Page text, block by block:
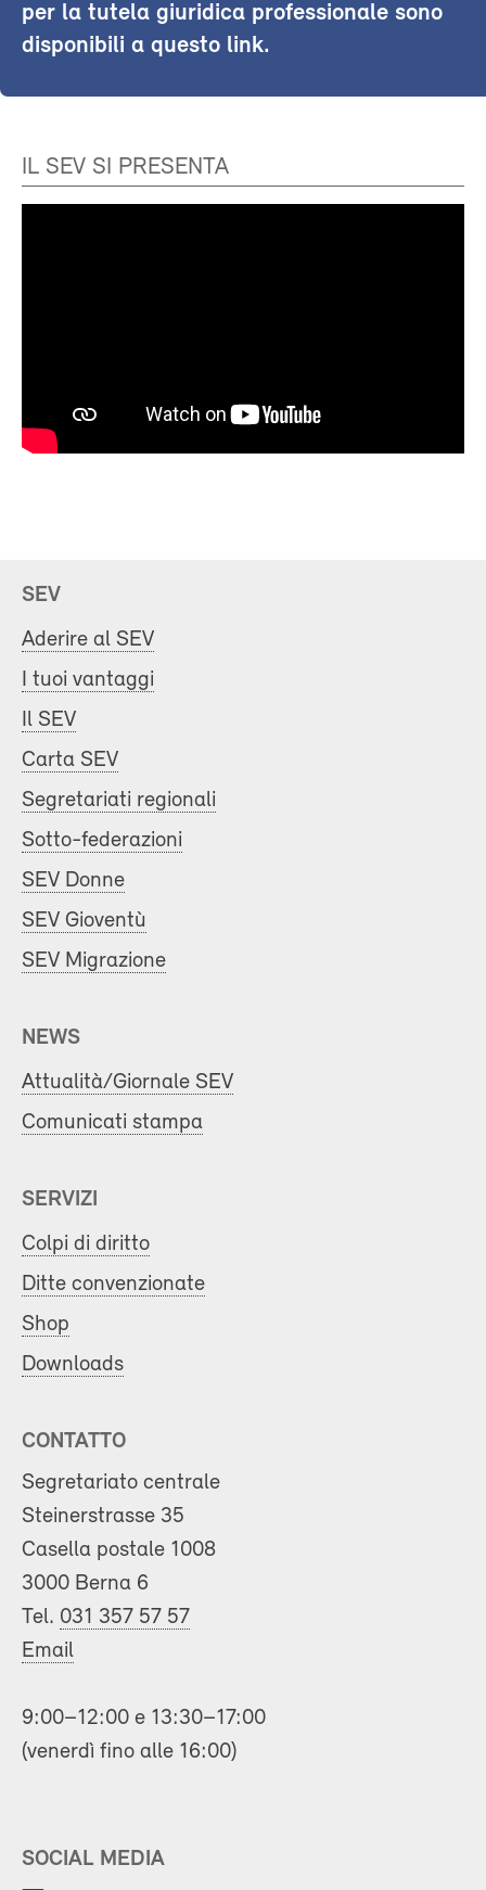
per la tutela giuridica professionale sono
disponibili a questo link.
IL SEV SI PRESENTA
SEV
Aderire al SEV
I tuoi vantaggi
Il SEV
Carta SEV
Segretariati regionali
Sotto-federazioni
SEV Donne
SEV Gioventù
SEV Migrazione
NEWS
Attualità/Giornale SEV
Comunicati stampa
SERVIZI
Colpi di diritto
Ditte convenzionate
Shop
Downloads
CONTATTO
Segretariato centrale
Steinerstrasse 35
Casella postale 1008
3000 Berna 6
Tel. 031 357 57 57
Email
9:00–12:00 e 13:30–17:00
(venerdì fino alle 16:00)
SOCIAL MEDIA